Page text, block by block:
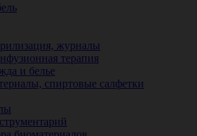
журналы
терапия
и белье
спиртовые салфетки